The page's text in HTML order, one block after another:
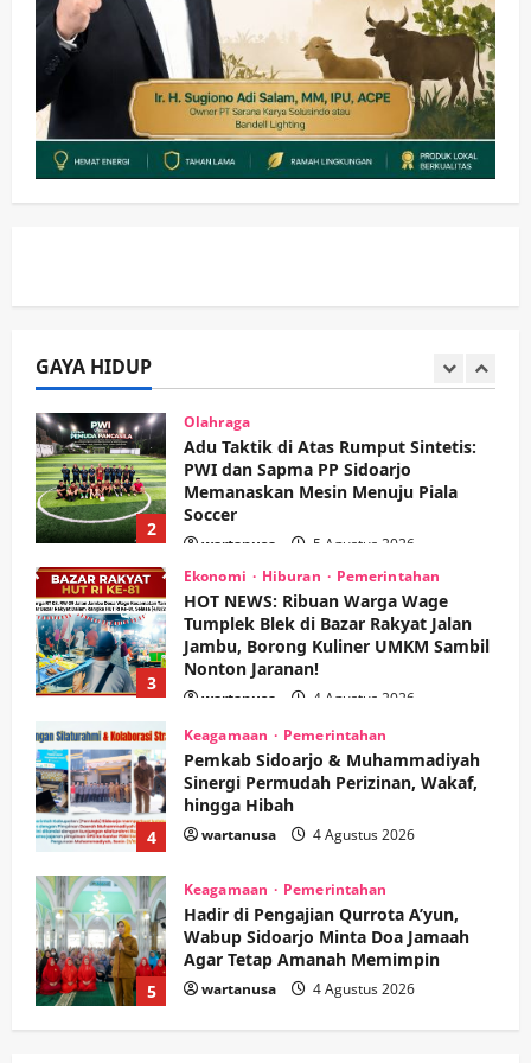
GAYA HIDUP
4
hingga Hibah
wartanusa 4 Agustus 2026
Keagamaan Pemerintahan
Hadir di Pengajian Qurrota A’yun,
Wabup Sidoarjo Minta Doa Jamaah
Agar Tetap Amanah Memimpin
Sibar Rp 9,9 M, Beranikah CV Tiga
wartanusa 5 Agustus 2026
2
Adu Taktik di Atas Rumput Sintetis:
PWI dan Sapma PP Sidoarjo
Memanaskan Mesin Menuju Piala
Soccer
wartanusa
3
HOT NEWS: Ribuan Warga Wage
Tumplek Blek di Bazar Rakyat Jalan
Jambu, Borong Kuliner UMKM Sambil
Nonton Jaranan!
wartanusa 4 Agustus 2026
4
Pemkab Sidoarjo & Muhammadiyah
Sinergi Permudah Perizinan, Wakaf,
hingga Hibah
wartanusa
5
Hadir di Pengajian Qurrota A’yun,
Wabup Sidoarjo Minta Doa Jamaah
Agar Tetap Amanah Memimpin
wartanusa 4 Agustus 2026